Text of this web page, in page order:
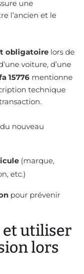
une
l’ancien et le
obligatoire lors de
voiture, d’une
15776 mentionne
technique
nouveau
(marque,
etc.)
pour prévenir
utiliser
lors